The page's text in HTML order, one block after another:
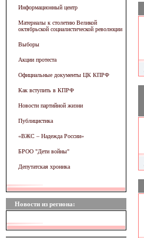
Информационный центр
Материалы к столетию Великой
октябрьской социалистической революции
Выборы
Акции протеста
Официальные документы ЦК КПРФ
Как вступить в КПРФ
Новости партийной жизни
Публицистика
«ВЖC – Надежда России»
БРОО "Дети войны"
Депутатская хроника
Новости из региона: